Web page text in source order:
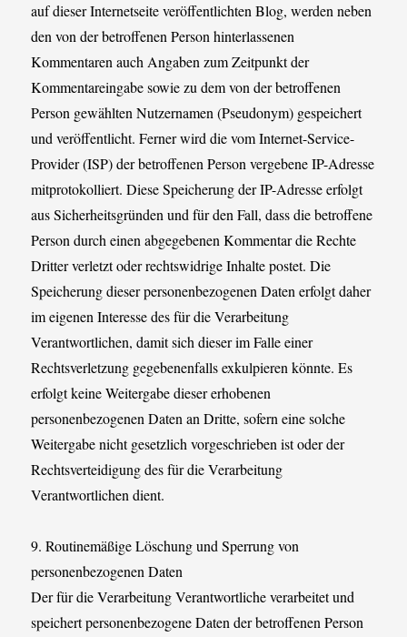
auf dieser Internetseite veröffentlichten Blog, werden neben
den von der betroffenen Person hinterlassenen
Kommentaren auch Angaben zum Zeitpunkt der
Kommentareingabe sowie zu dem von der betroffenen
Person gewählten Nutzernamen (Pseudonym) gespeichert
und veröffentlicht. Ferner wird die vom Internet-Service-
Provider (ISP) der betroffenen Person vergebene IP-Adresse
mitprotokolliert. Diese Speicherung der IP-Adresse erfolgt
aus Sicherheitsgründen und für den Fall, dass die betroffene
Person durch einen abgegebenen Kommentar die Rechte
Dritter verletzt oder rechtswidrige Inhalte postet. Die
Speicherung dieser personenbezogenen Daten erfolgt daher
im eigenen Interesse des für die Verarbeitung
Verantwortlichen, damit sich dieser im Falle einer
Rechtsverletzung gegebenenfalls exkulpieren könnte. Es
erfolgt keine Weitergabe dieser erhobenen
personenbezogenen Daten an Dritte, sofern eine solche
Weitergabe nicht gesetzlich vorgeschrieben ist oder der
Rechtsverteidigung des für die Verarbeitung
Verantwortlichen dient.
9. Routinemäßige Löschung und Sperrung von
personenbezogenen Daten
Der für die Verarbeitung Verantwortliche verarbeitet und
speichert personenbezogene Daten der betroffenen Person